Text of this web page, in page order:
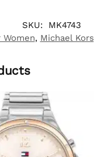
SKU:
MK4743
Women, Michael Kors